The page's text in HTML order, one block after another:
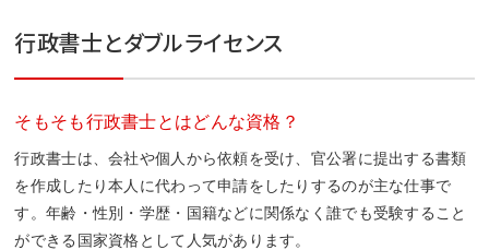
行政書士とダブルライセンス
そもそも行政書士とはどんな資格？
行政書士は、会社や個人から依頼を受け、官公署に提出する書類
を作成したり本人に代わって申請をしたりするのが主な仕事で
す。年齢・性別・学歴・国籍などに関係なく誰でも受験すること
ができる国家資格として人気があります。